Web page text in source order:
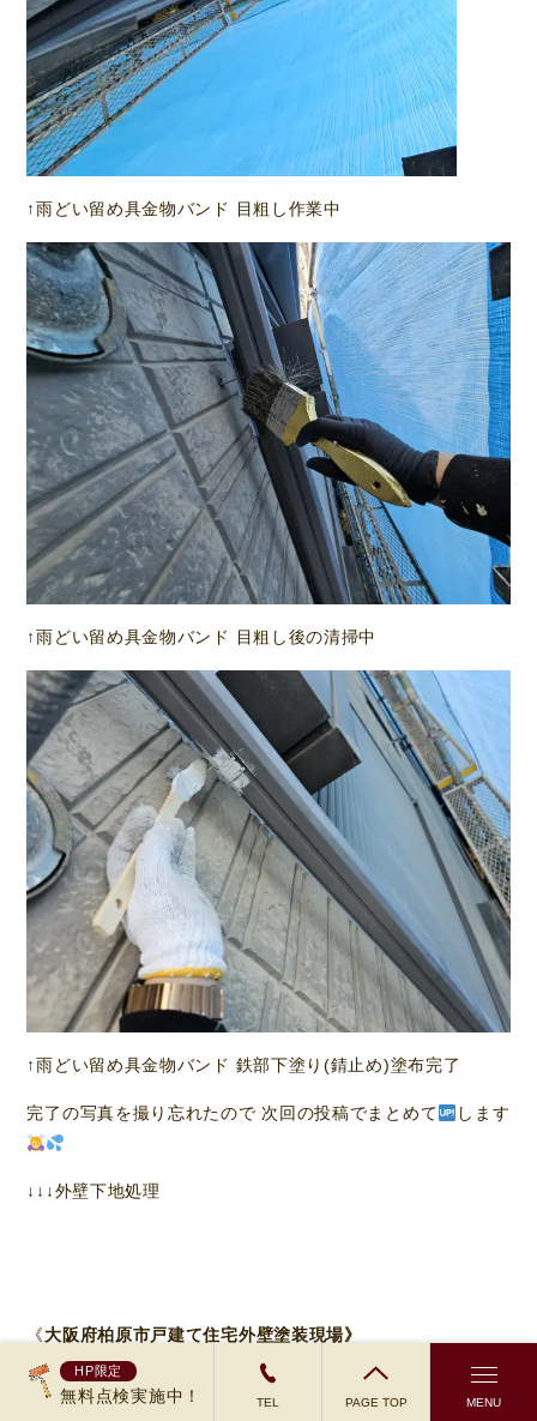
HP限定
無料点検実施中！ TEL PAGE TOP MENU
↑雨どい留め具金物バンド 目粗し作業中
↑雨どい留め具金物バンド 目粗し後の清掃中
↑雨どい留め具金物バンド 鉄部下塗り(錆止め)塗布完了
完了の写真を撮り忘れたので 次回の投稿でまとめて します
↓↓↓外壁下地処理
《大阪府柏原市戸建て住宅外壁塗装現場》
足場の組み立て、シーリング工事、高圧洗浄を行いました